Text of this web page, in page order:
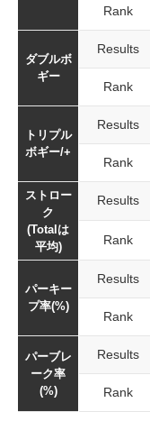
Rank
ダブルボ
ギー
Results
Rank
トリプル
ボギー/+
Results
Rank
ストロー
ク
(Totalは
平均)
Results
Rank
パーキー
プ率(%)
Results
Rank
パーブレ
ーク率
(%)
Results
Rank